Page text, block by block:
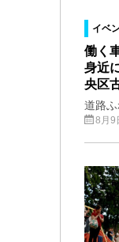
イベ
働く
身近
央区
道路
8月9